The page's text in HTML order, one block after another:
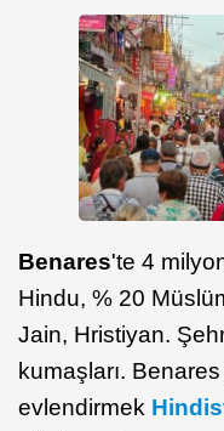
Benares'te 4
Hindu, % 20
Jain, Hristiyan.
kumaşları. Benares
evlendirmek